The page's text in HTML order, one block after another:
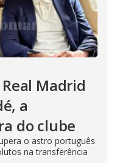
Madrid
a
do clube
o astro português
na transferência